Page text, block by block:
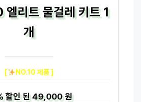
엘리트 물걸레 키트 1
개
[ NO.10 제품 ]
할인 된49,000 원